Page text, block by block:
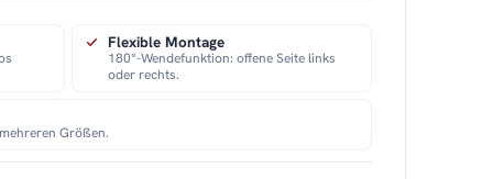
Flexible Montage
180°-Wendefunktion: offene Seite links
oder rechts.
Größen.